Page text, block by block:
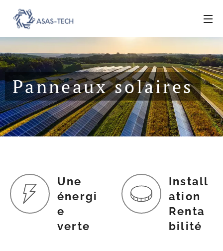
Panneaux solaires
Une
énergi
e
verte
Install
ation
Renta
bilité